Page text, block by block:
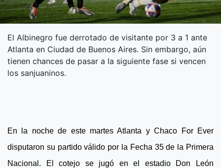
El Albinegro fue derrotado de visitante por 3 a 1 ante
Atlanta en Ciudad de Buenos Aires. Sin embargo, aún
tienen chances de pasar a la siguiente fase si vencen
los sanjuaninos.
En la noche de este martes Atlanta y Chaco For Ever
disputaron su partido válido por la Fecha 35 de la Primera
Nacional. El cotejo se jugó en el estadio Don León